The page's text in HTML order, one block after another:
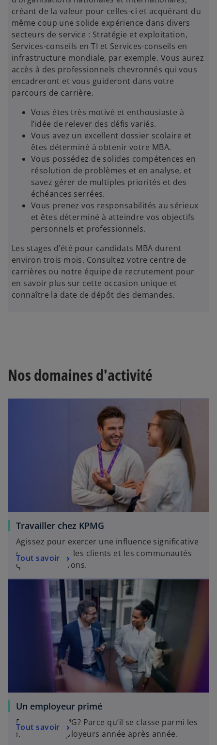
créant de la valeur pour celles-ci et acquérant du
même coup une solide expérience dans divers
secteurs de service : Stratégie et exploitation,
Services-conseils en TI et Services-conseils en
infrastructure mondiale, par exemple. Vous aurez
accès à des professionnels chevronnés qui vous
encadreront et vous guideront dans votre
parcours de carrière.
Vous êtes très motivé et enthousiaste à
l’idée de relever des défis variés.
Vous avez un excellent dossier scolaire et
êtes déterminé à obtenir votre MBA.
Vous possédez de solides compétences en
résolution de problèmes et en analyse, et
savez gérer de multiples priorités et des
échéances serrées.
Vous prenez vos responsabilités au sérieux
et êtes déterminé à atteindre vos objectifs
personnels et professionnels.
Les stages d’été pour candidats MBA durent
environ trois mois. Consultez votre centre de
carrières ou notre équipe de recrutement pour
en savoir plus sur cette occasion unique et
connaître la date de dépôt des demandes.
Nos domaines d'activité
Travailler chez KPMG
Agissez pour exercer une influence significative
et positive sur les clients et les communautés
que nous servons.
Tout savoir
Un employeur primé
Pourquoi KPMG? Parce qu’il se classe parmi les
meilleurs employeurs année après année.
Tout savoir